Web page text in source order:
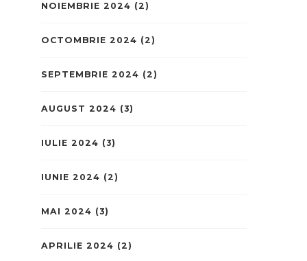
NOIEMBRIE 2024 (2)
OCTOMBRIE 2024 (2)
SEPTEMBRIE 2024 (2)
AUGUST 2024 (3)
IULIE 2024 (3)
IUNIE 2024 (2)
MAI 2024 (3)
APRILIE 2024 (2)